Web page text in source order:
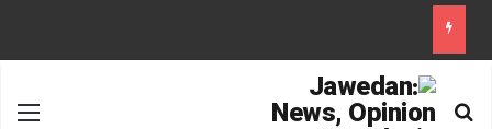
جستجو برای